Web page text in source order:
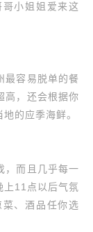
小姐姐爱来这
容易脱单的餐
高，还会根据你
的应季海鲜。
而且几乎每一
上11点以后气氛
、酒品任你选